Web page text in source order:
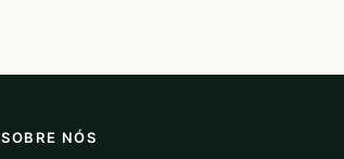
SOBRE NÓS